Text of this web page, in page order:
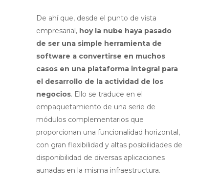
De ahí que, desde el punto de vista
empresarial, hoy la nube haya pasado
de ser una simple herramienta de
software a convertirse en muchos
casos en una plataforma integral para
el desarrollo de la actividad de los
negocios. Ello se traduce en el
empaquetamiento de una serie de
módulos complementarios que
proporcionan una funcionalidad horizontal,
con gran flexibilidad y altas posibilidades de
disponibilidad de diversas aplicaciones
aunadas en la misma infraestructura.